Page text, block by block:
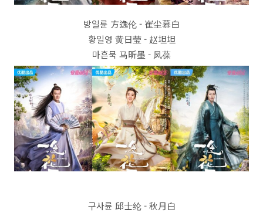
방일륜 方逸伦 - 崔尘慕白
황일영 黄日莹 - 赵坦坦
마흔묵 马昕墨 - 凤葆
구사륜 邱士纶 - 秋月白